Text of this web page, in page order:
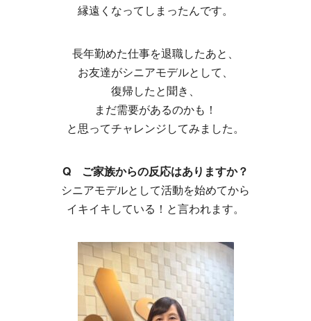
縁遠くなってしまったんです。
長年勤めた仕事を退職したあと、
お友達がシニアモデルとして、
復帰したと聞き、
まだ需要があるのかも！
と思ってチャレンジしてみました。
Q ご家族からの反応はありますか？
シニアモデルとして活動を始めてから
イキイキしている！と言われます。